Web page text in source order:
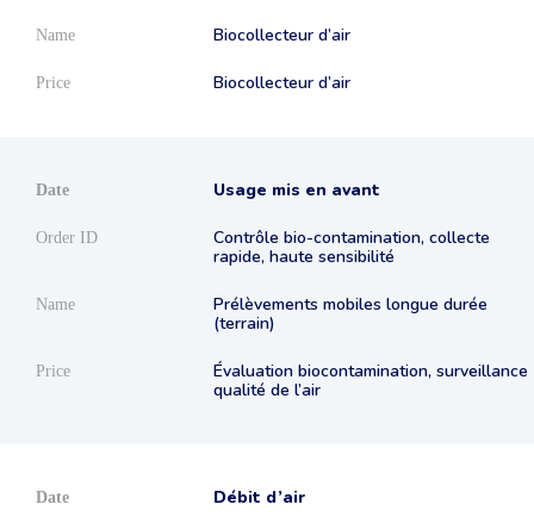
Biocollecteur d’air
Biocollecteur d’air
Usage mis en avant
Contrôle bio-contamination, collecte
rapide, haute sensibilité
Prélèvements mobiles longue durée
(terrain)
Évaluation biocontamination, surveillance
qualité de l’air
Débit d’air